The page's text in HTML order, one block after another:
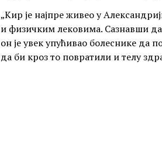
„Кир је најпре живео у
и физичким лековима. Сазнавши да
он је увек упућивао болеснике да
да би кроз то повратили и телу